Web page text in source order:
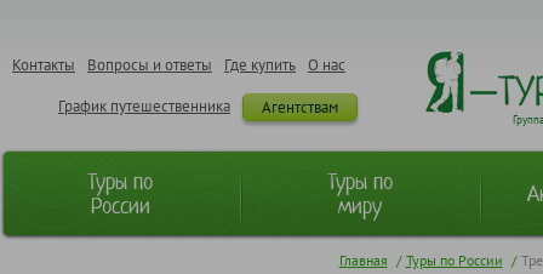
О нас
Где купить
Вопросы и ответы
Контакты
Агентствам
График путешественника
Туры по
России
Туры по
миру
Главная / Туры по России /